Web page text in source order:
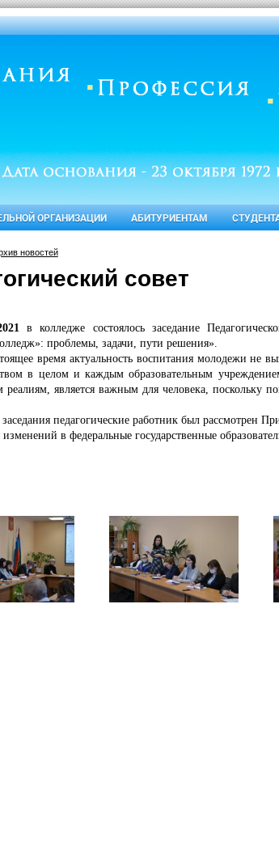
ОРГАНИЗАЦИИ АБИТУРИЕНТАМ
новостей
совет
в колледже состоялось заседание
проблемы, задачи, пути решения».
время актуальность воспитания молодежи не
в целом и каждым образовательным
реалиям, является важным для человека, поскольку
педагогические работник был рассмотрен
в федеральные государственные